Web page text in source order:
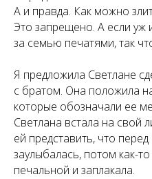
А и правда. Как можно
Это запрещено. А если уж
за семью печатями, так
Я предложила Светлане
с братом. Она положила
которые обозначали ее
Светлана встала на свой
ей представить, что
заулыбалась, потом как-
печальной и заплакала.